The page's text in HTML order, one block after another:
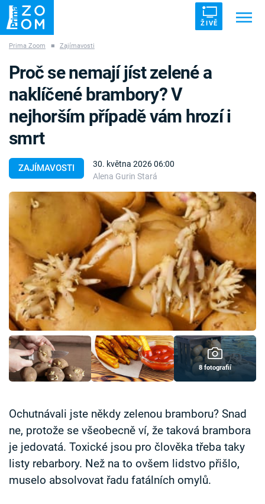
ŽIVĚ
ZÁHADY VETŘELCI DÁVNOVĚKU
Témata
Témata
Pořady
TV Program
Časopis
Sledujte prima+
Přihlášení
Prima Zoom ■ Zajímavosti
ZAJÍMAVOSTI
30. května 2026 06:00
Alena Gurin Stará
Proč se nemají jíst zelené a
naklíčené brambory? V
nejhorším případě vám hrozí i
smrt
8 fotografií
Ochutnávali jste někdy zelenou bramboru? Snad
ne, protože se všeobecně ví, že taková brambora
je jedovatá. Toxické jsou pro člověka třeba taky
listy rebarbory. Než na to ovšem lidstvo přišlo,
muselo absolvovat řadu fatálních omylů.